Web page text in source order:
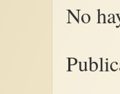
No